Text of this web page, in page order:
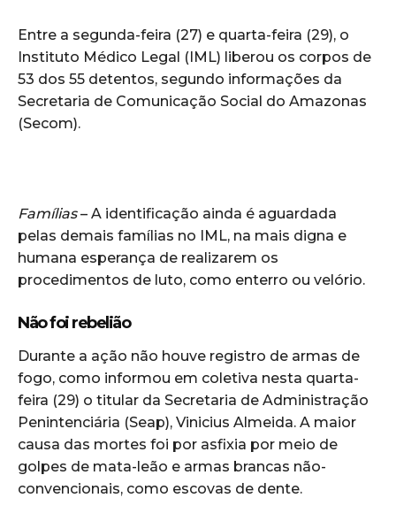
Entre a segunda-feira (27) e quarta-feira (29), o
Instituto Médico Legal (IML) liberou os corpos de
53 dos 55 detentos, segundo informações da
Secretaria de Comunicação Social do Amazonas
(Secom).
Famílias– A identificação ainda é aguardada
pelas demais famílias no IML, na mais digna e
humana esperança de realizarem os
procedimentos de luto, como enterro ou velório.
Não foi rebelião
Durante a ação não houve registro de armas de
fogo, como informou em coletiva nesta quarta-
feira (29) o titular da Secretaria de Administração
Penintenciária (Seap), Vinicius Almeida. A maior
causa das mortes foi por asfixia por meio de
golpes de mata-leão e armas brancas não-
convencionais, como escovas de dente.